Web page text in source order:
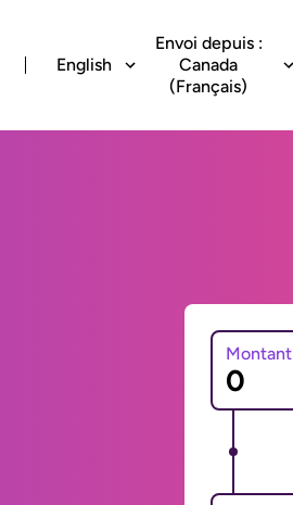
English
Envoi depuis :
Canada
(Français)